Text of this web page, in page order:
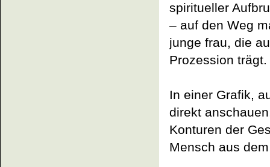
spiritueller
– auf den Weg
junge frau, die
Prozession
In einer Grafik,
direkt
Konturen der
Mensch aus